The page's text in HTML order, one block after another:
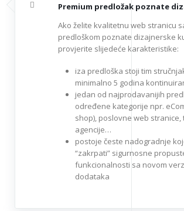
Premium predložak poznate
Ako želite kvalitetnu web stranicu
predloškom poznate dizajnerske
provjerite slijedeće karakteristike:
iza predloška stoji tim
minimalno 5 godina
jedan od najprodavanijih
određene kategorije npr.
shop), poslovne web stranice,
agencije…
postoje česte nadogradnje
“zakrpati” sigurnosne
funkcionalnosti sa novom
dodataka